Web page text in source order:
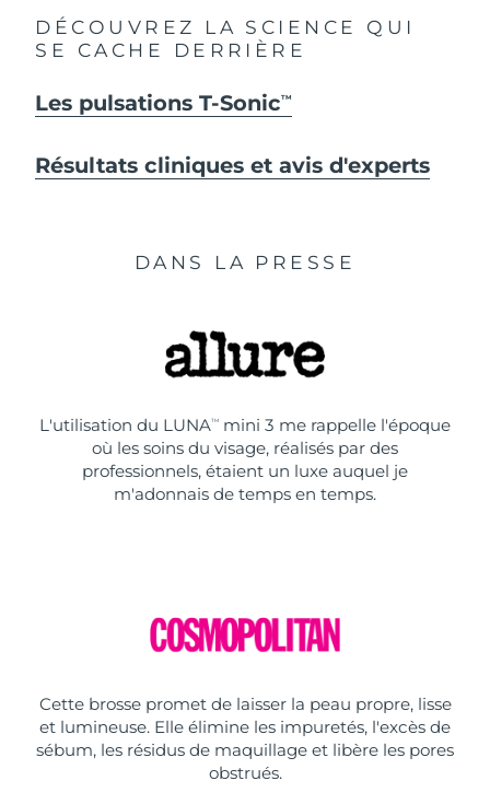
DÉCOUVREZ LA SCIENCE QUI
SE CACHE DERRIÈRE
Les pulsations T-SonicTM
Résultats cliniques et avis d'experts
DANS LA PRESSE
L'utilisation du LUNATM
mini 3 me rappelle l'époque
où les soins du visage, réalisés par des
professionnels, étaient un luxe auquel je
m'adonnais de temps en temps.
Cette brosse promet de laisser la peau propre, lisse
et lumineuse. Elle élimine les impuretés, l'excès de
sébum, les résidus de maquillage et libère les pores
obstrués.